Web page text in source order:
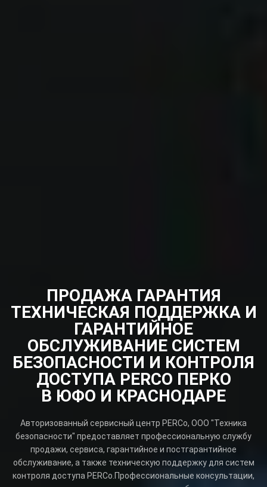
ПРОДАЖА ГАРАНТИЯ
ТЕХНИЧЕСКАЯ ПОДДЕРЖКА И
ГАРАНТИЙНОЕ
ОБСЛУЖИВАНИЕ СИСТЕМ
БЕЗОПАСНОСТИ И КОНТРОЛЯ
ДОСТУПА PERCO ПЕРКО
В ЮФО И КРАСНОДАРЕ
Авторизованный сервисный центр PERCo, ООО "Техника
безопасности" предоставляет профессиональную службу
продажи, сервиса, гарантийное и постгарантийное
обслуживание, а также техническую поддержку для систем
контроля доступа PERCo.Профессиональные консультации,